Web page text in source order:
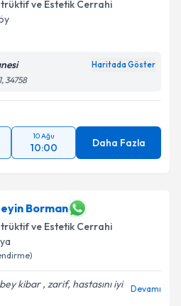
ve Estetik Cerrahi
Haritada Göster
34758
10 Ağu
10:00 Daha Fazla
Borman
ve Estetik Cerrahi
kibar , zarif, hastasını iyi
Devamı